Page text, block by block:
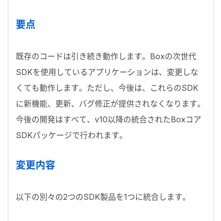
要点
既存のコードは引き続き動作します。 Boxの次世代
SDKを使用しているアプリケーションは、変更しな
くても動作します。ただし、今後は、これらのSDK
に新機能、更新、バグ修正が提供されなくなります。
今後の開発はすべて、 v10以降の統合されたBoxコア
SDKパッケージで行われます。
変更内容
以下の別々の2つのSDK製品を1つに統合します。